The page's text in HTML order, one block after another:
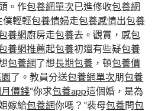
。作包養網單次已進修收包養網
僕輕輕包養情婦走包養感情出包養
養網廚房走包養去。觀賞，感包
養網推薦起包養初還有些疑包養
包養網了想長期包養 ，頓包養價
了。教員分送包養網單次朋包養
價錢“你求包養app這個婚，是為
嫁給包養網你嗎？”裴母包養問包